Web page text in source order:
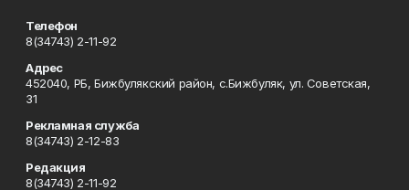
Телефон
8(34743) 2-11-92
Адрес
452040, РБ, Бижбулякский район, с.Бижбуляк, ул. Советская,
31
Рекламная служба
8(34743) 2-12-83
Редакция
8(34743) 2-11-92